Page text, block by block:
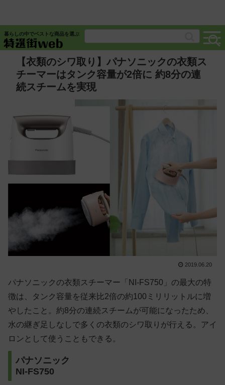
暮らしの中でベストな商品を選ぶ
【衣類のシワ取り】パナソニックの衣類ス
チーマーはタンク容量が2倍に 約8分の連
続スチームを実現
2019.06.20
パナソニックの衣類スチーマー「NI-FS750」の最大の特
徴は、タンク容量を従来比2倍の約100ミリリットルに増
やしたこと。約8分の連続スチームが可能になったため、
水の継ぎ足しなしで多くの衣類のシワ取りが行える。アイ
ロンとして使うこともできる。
パナソニック
NI-FS750